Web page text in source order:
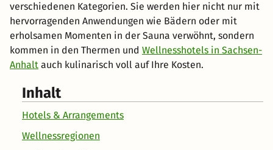
verschiedenen Kategorien. Sie werden hier nicht nur mit
hervorragenden Anwendungen wie Bädern oder mit
erholsamen Momenten in der Sauna verwöhnt, sondern
kommen in den Thermen und Wellnesshotels in Sachsen-
Anhalt auch kulinarisch voll auf Ihre Kosten.
Inhalt
Hotels & Arrangements
Wellnessregionen